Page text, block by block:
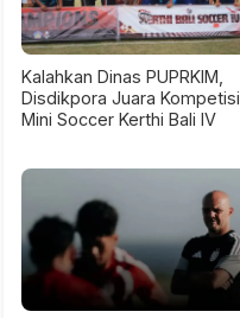
Kalahkan Dinas PUPRKIM,
Disdikpora Juara Kompetisi
Mini Soccer Kerthi Bali IV